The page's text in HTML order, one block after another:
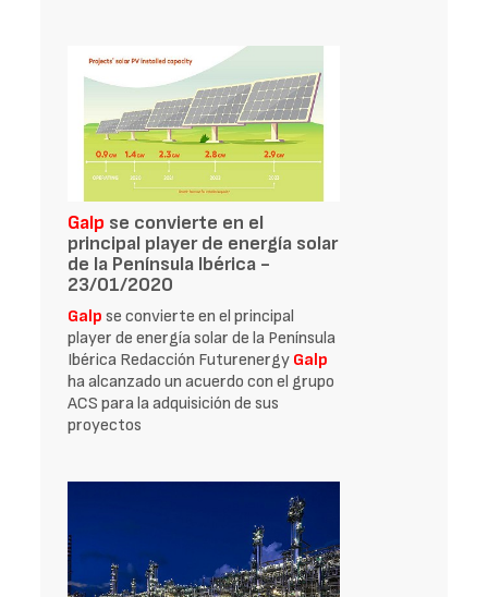
Galp se convierte en el
principal player de energía solar
de la Península Ibérica -
23/01/2020
Galp se convierte en el principal
player de energía solar de la Península
Ibérica Redacción Futurenergy Galp
ha alcanzado un acuerdo con el grupo
ACS para la adquisición de sus
proyectos